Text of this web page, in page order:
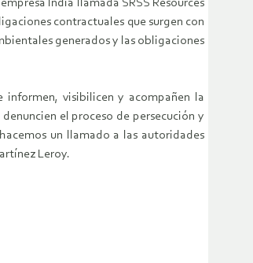
India llamada SRSS Resources
contractuales que surgen con
generados y las obligaciones
informen, visibilicen y acompañen la
el proceso de persecución y
un llamado a las autoridades
Leroy.